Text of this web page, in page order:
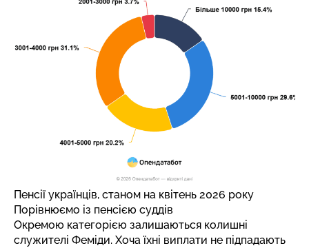
Пенсії українців, станом на квітень 2026 року
Порівнюємо із пенсією суддів
Окремою категорією залишаються колишні
служителі Феміди. Хоча їхні виплати не підпадають